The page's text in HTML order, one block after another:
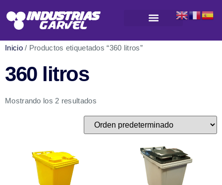
Inicio/ Productos etiquetados “360 litros”
360 litros
Mostrando los 2 resultados